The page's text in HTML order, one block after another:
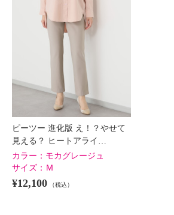
ピーツー 進化版 え！？やせて
見える？ ヒートアライ…
カラー： モカグレージュ
サイズ： Ｍ
¥12,100 （税込）